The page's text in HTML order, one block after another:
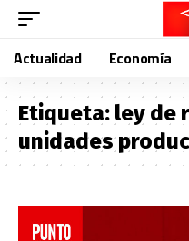
Actualidad Economía
Etiqueta:ley de
unidades